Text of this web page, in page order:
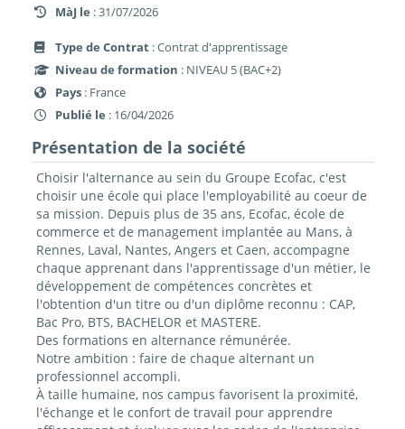
MàJ le : 31/07/2026
Type de Contrat : Contrat d'apprentissage
Niveau de formation : NIVEAU 5 (BAC+2)
Pays : France
Publié le : 16/04/2026
Présentation de la société
Choisir l'alternance au sein du Groupe Ecofac, c'est
choisir une école qui place l'employabilité au coeur de
sa mission. Depuis plus de 35 ans, Ecofac, école de
commerce et de management implantée au Mans, à
Rennes, Laval, Nantes, Angers et Caen, accompagne
chaque apprenant dans l'apprentissage d'un métier, le
développement de compétences concrètes et
l'obtention d'un titre ou d'un diplôme reconnu : CAP,
Bac Pro, BTS, BACHELOR et MASTERE.
Des formations en alternance rémunérée.
Notre ambition : faire de chaque alternant un
professionnel accompli.
À taille humaine, nos campus favorisent la proximité,
l'échange et le confort de travail pour apprendre